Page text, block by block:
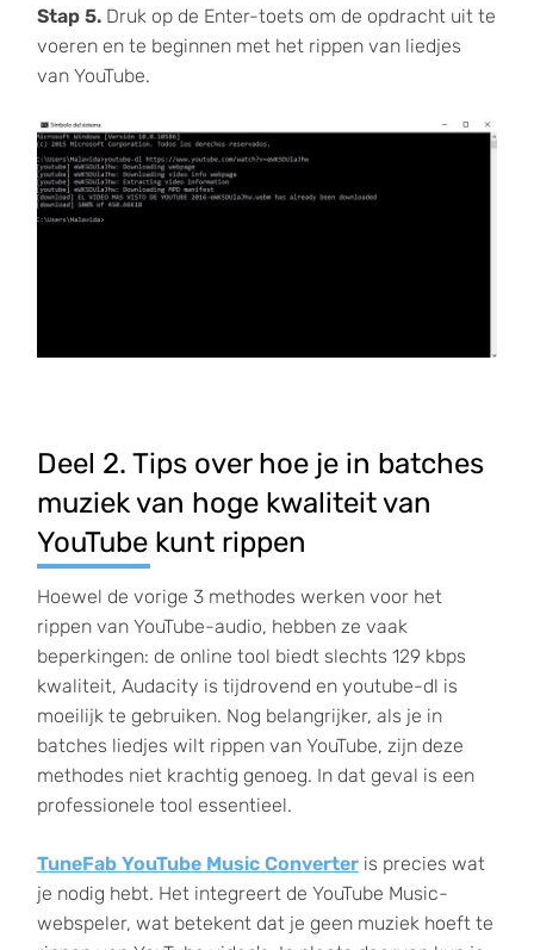
Stap 5.Druk op de Enter-toets om de opdracht uit te
voeren en te beginnen met het rippen van liedjes
van YouTube.
Deel 2. Tips over hoe je in batches
muziek van hoge kwaliteit van
YouTube kunt rippen
Hoewel de vorige 3 methodes werken voor het
rippen van YouTube-audio, hebben ze vaak
beperkingen: de online tool biedt slechts 129 kbps
kwaliteit, Audacity is tijdrovend en youtube-dl is
moeilijk te gebruiken. Nog belangrijker, als je in
batches liedjes wilt rippen van YouTube, zijn deze
methodes niet krachtig genoeg. In dat geval is een
professionele tool essentieel.
TuneFab YouTube Music Converteris precies wat
je nodig hebt. Het integreert de YouTube Music-
webspeler, wat betekent dat je geen muziek hoeft te